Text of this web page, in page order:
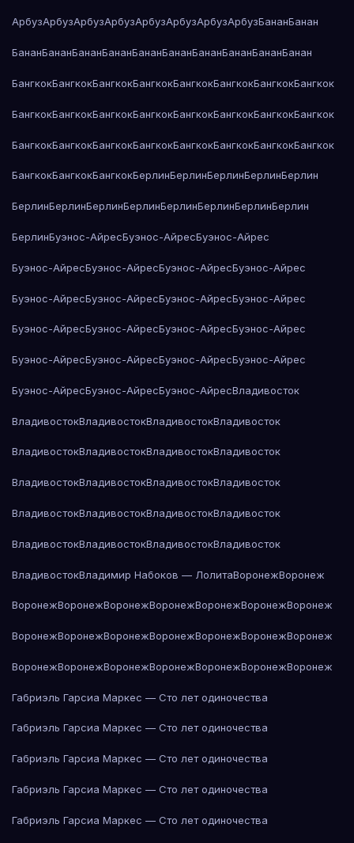
АрбузАрбузАрбузАрбузАрбузАрбузАрбузАрбузБананБанан
БананБананБананБананБананБананБананБананБананБанан
БангкокБангкокБангкокБангкокБангкокБангкокБангкокБангкок
БангкокБангкокБангкокБангкокБангкокБангкокБангкокБангкок
БангкокБангкокБангкокБангкокБангкокБангкокБангкокБангкок
БангкокБангкокБангкокБерлинБерлинБерлинБерлинБерлин
БерлинБерлинБерлинБерлинБерлинБерлинБерлинБерлин
БерлинБуэнос-АйресБуэнос-АйресБуэнос-Айрес
Буэнос-АйресБуэнос-АйресБуэнос-АйресБуэнос-Айрес
Буэнос-АйресБуэнос-АйресБуэнос-АйресБуэнос-Айрес
Буэнос-АйресБуэнос-АйресБуэнос-АйресБуэнос-Айрес
Буэнос-АйресБуэнос-АйресБуэнос-АйресБуэнос-Айрес
Буэнос-АйресБуэнос-АйресБуэнос-АйресВладивосток
ВладивостокВладивостокВладивостокВладивосток
ВладивостокВладивостокВладивостокВладивосток
ВладивостокВладивостокВладивостокВладивосток
ВладивостокВладивостокВладивостокВладивосток
ВладивостокВладивостокВладивостокВладивосток
ВладивостокВладимир Набоков — ЛолитаВоронежВоронеж
ВоронежВоронежВоронежВоронежВоронежВоронежВоронеж
ВоронежВоронежВоронежВоронежВоронежВоронежВоронеж
ВоронежВоронежВоронежВоронежВоронежВоронежВоронеж
Габриэль Гарсиа Маркес — Сто лет одиночества
Габриэль Гарсиа Маркес — Сто лет одиночества
Габриэль Гарсиа Маркес — Сто лет одиночества
Габриэль Гарсиа Маркес — Сто лет одиночества
Габриэль Гарсиа Маркес — Сто лет одиночества